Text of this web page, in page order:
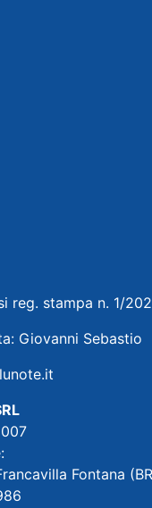
reg. stampa n. 1/
Giovanni Sebastio
Fontana